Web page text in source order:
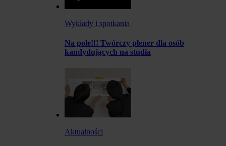
Wykłady i spotkania
Na pole!!! Twórczy plener dla osób
kandydujących na studia
Aktualności